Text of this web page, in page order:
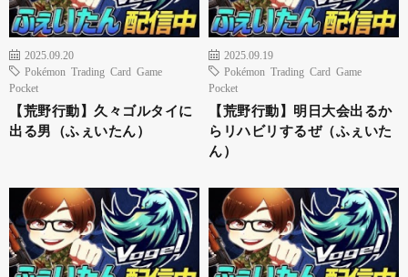
2025.09.20
Pokémon Trading Card Game
Pocket
【荒野行動】久々ゴルタイに
出る男（ふぇいたん）
2025.09.19
Pokémon Trading Card Game
Pocket
【荒野行動】明日大会出るか
らリハビリするぜ（ふぇいた
ん）